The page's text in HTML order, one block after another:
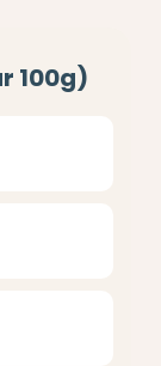
100g)